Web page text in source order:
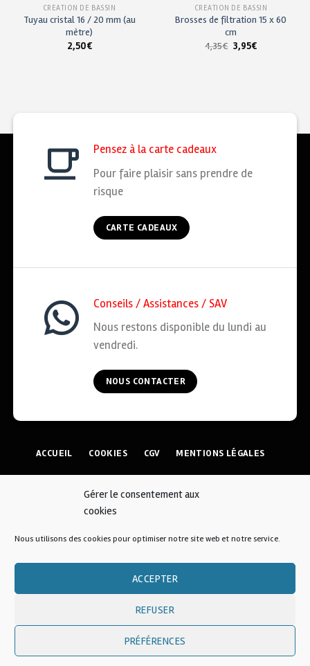
Gérer le consentement aux
cookies
Nous utilisons des cookies pour optimiser notre site web et notre service.
ACCEPTER
REFUSER
PRÉFÉRENCES
CRÉATION DE BASSIN
Tuyau cristal 16 / 20 mm (au
mètre)
2,50€
CRÉATION DE BASSIN
Brosses de filtration 15 x 60
cm
4,35€ 3,95€
Pensez à la carte cadeaux
Pour faire plaisir sans prendre de
risque
CARTE CADEAUX
Conseils / Assistances / SAV
Nous restons disponible du lundi au
vendredi.
NOUS CONTACTER
© 2026 • AFKOI France
ACCUEIL COOKIES CGV MENTIONS LÉGALES
Une création